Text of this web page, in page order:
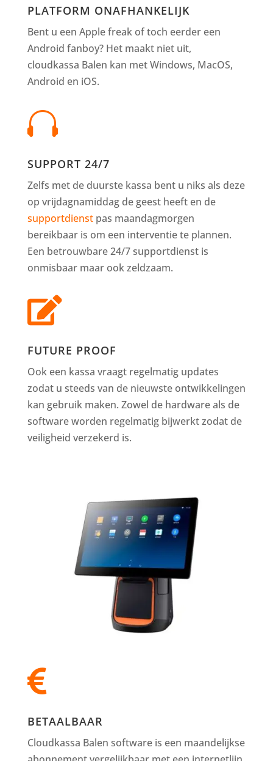
PLATFORM ONAFHANKELIJK
Bent u een Apple freak of toch eerder een
Android fanboy? Het maakt niet uit,
cloudkassa Balen kan met Windows, MacOS,
Android en iOS.

SUPPORT 24/7
Zelfs met de duurste kassa bent u niks als deze
op vrijdagnamiddag de geest heeft en de
supportdienstpas maandagmorgen
bereikbaar is om een interventie te plannen.
Een betrouwbare 24/7 supportdienst is
onmisbaar maar ook zeldzaam.

FUTURE PROOF
Ook een kassa vraagt regelmatig updates
zodat u steeds van de nieuwste ontwikkelingen
kan gebruik maken. Zowel de hardware als de
software worden regelmatig bijwerkt zodat de
veiligheid verzekerd is.

BETAALBAAR
Cloudkassa Balen software is een maandelijkse